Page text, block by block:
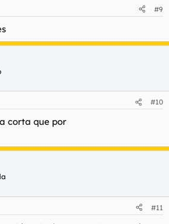
#9
#10
corta que por
#11